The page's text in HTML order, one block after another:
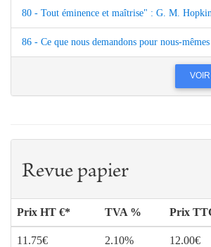
80 - Tout éminence et maîtrise" : G. M.
86 - Ce que nous demandons pour nous-
Revue papier
Prix HT €* TVA % Prix
11.75€ 2.10% 12.00€